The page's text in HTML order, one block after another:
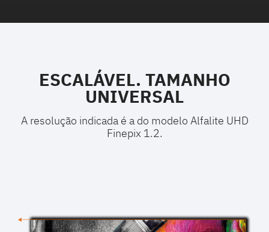
ESCALÁVEL. TAMANHO
UNIVERSAL
A resolução indicada é a do modelo Alfalite UHD
Finepix 1.2.